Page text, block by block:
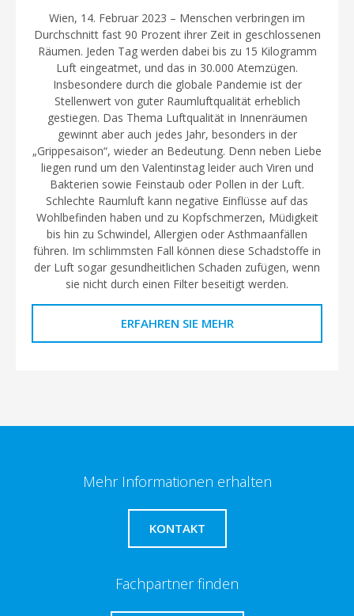
Wien, 14. Februar 2023 – Menschen verbringen im
Durchschnitt fast 90 Prozent ihrer Zeit in geschlossenen
Räumen. Jeden Tag werden dabei bis zu 15 Kilogramm
Luft eingeatmet, und das in 30.000 Atemzügen.
Insbesondere durch die globale Pandemie ist der
Stellenwert von guter Raumluftqualität erheblich
gestiegen. Das Thema Luftqualität in Innenräumen
gewinnt aber auch jedes Jahr, besonders in der
„Grippesaison“, wieder an Bedeutung. Denn neben Liebe
liegen rund um den Valentinstag leider auch Viren und
Bakterien sowie Feinstaub oder Pollen in der Luft.
Schlechte Raumluft kann negative Einflüsse auf das
Wohlbefinden haben und zu Kopfschmerzen, Müdigkeit
bis hin zu Schwindel, Allergien oder Asthmaanfällen
führen. Im schlimmsten Fall können diese Schadstoffe in
der Luft sogar gesundheitlichen Schaden zufügen, wenn
sie nicht durch einen Filter beseitigt werden.
ERFAHREN SIE MEHR
Mehr Informationen erhalten
KONTAKT
Fachpartner finden